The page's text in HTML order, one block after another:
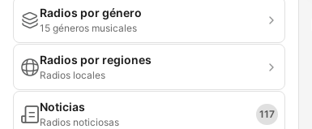
Radios por género
15 géneros musicales
Radios por regiones
Radios locales
Noticias
Radios noticiosas
117